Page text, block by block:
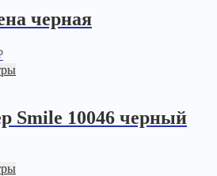
черная
Smile 10046 черный